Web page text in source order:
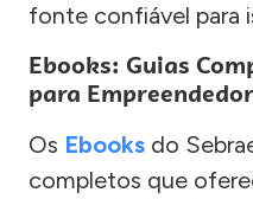
fonte confiável para
Ebooks: Guias
para
Os Ebooks do
completos que